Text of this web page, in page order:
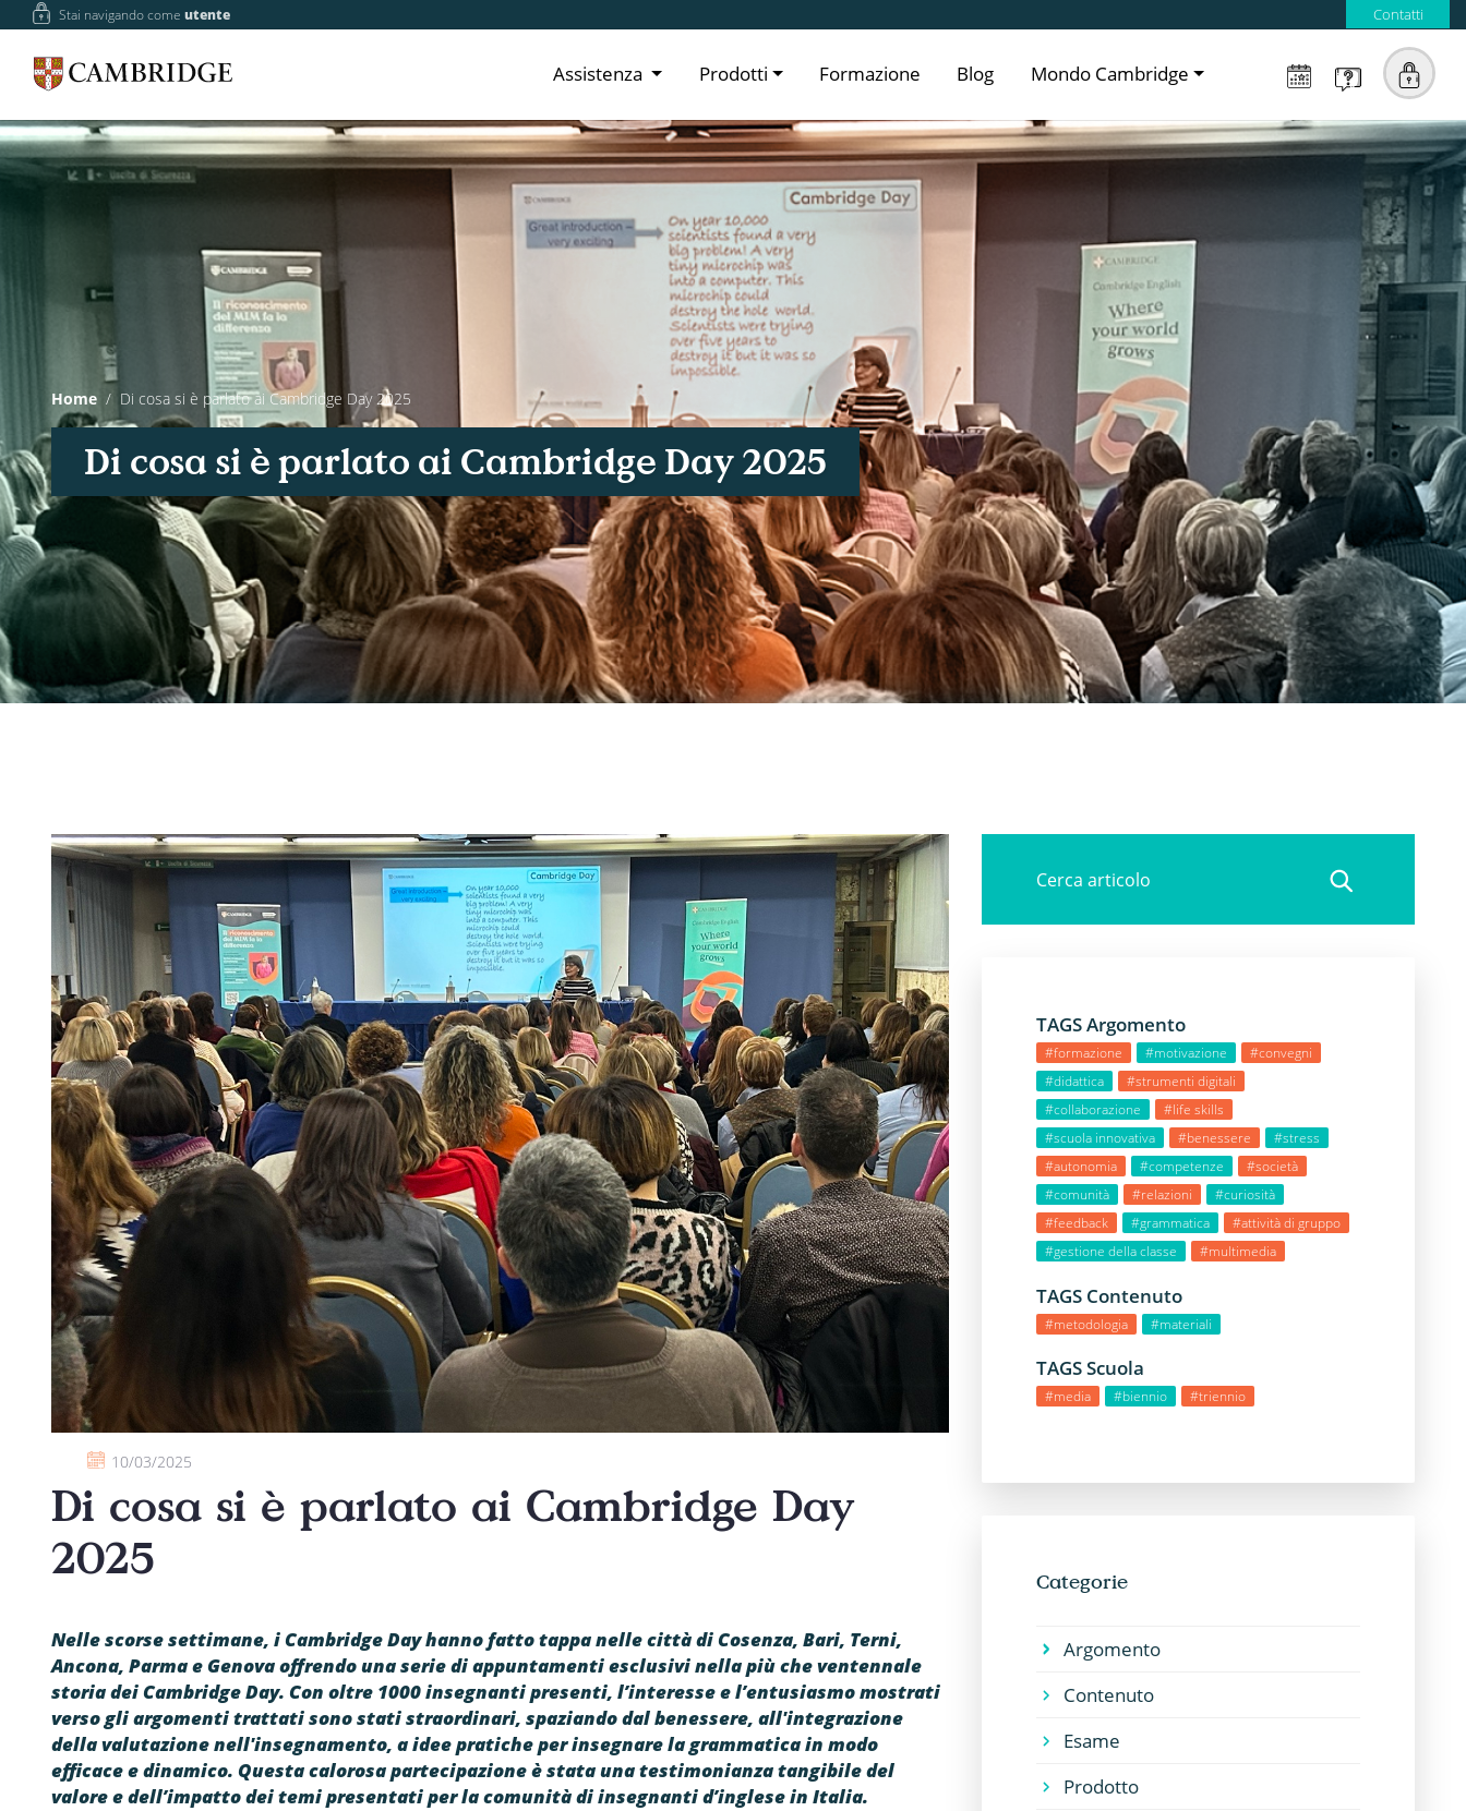
Stai navigando comeutente Contatti
Assistenza Prodotti Formazione Blog Mondo Cambridge
Home Di cosa si è parlato ai Cambridge Day 2025
Di cosa si è parlato ai Cambridge Day 2025
10/03/2025
Di cosa si è parlato ai Cambridge Day
2025
Nelle scorse settimane, i Cambridge Day hanno fatto tappa nelle città di Cosenza, Bari, Terni,
Ancona, Parma e Genova offrendo una serie di appuntamenti esclusivi nella più che ventennale
storia dei Cambridge Day. Con oltre 1000 insegnanti presenti, l’interesse e l’entusiasmo mostrati
verso gli argomenti trattati sono stati straordinari, spaziando dal benessere, all'integrazione
della valutazione nell'insegnamento, a idee pratiche per insegnare la grammatica in modo
efficace e dinamico. Questa calorosa partecipazione è stata una testimonianza tangibile del
valore e dell’impatto dei temi presentati per la comunità di insegnanti d’inglese in Italia.
TAGS Argomento
#formazione #motivazione
#convegni
#didattica
#strumenti digitali
#collaborazione
#life skills
#scuola innovativa
#benessere
#stress
#autonomia
#competenze
#società
#comunità
#relazioni
#curiosità
#feedback
#grammatica
#attività di gruppo
#gestione della classe
#multimedia
TAGS Contenuto
#metodologia #materiali
TAGS Scuola
#media #biennio #triennio
Categorie
Argomento
Contenuto
Esame
Prodotto